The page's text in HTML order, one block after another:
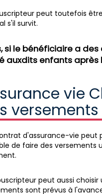
peut toutefois
s'il survit.
si le bénéficiaire a
auxdits enfants après
vie
versements
d'assurance-vie peut
de faire des versements
peut aussi
sont prévus à